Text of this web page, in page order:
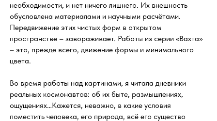
необходимости, и нет ничего лишнего. Их внешность
обусловлена материалами и научными расчётами.
Передвижение этих чистых форм в открытом
пространстве – завораживает. Работы из серии «Вахта»
– это, прежде всего, движение формы и минимального
цвета.
Во время работы над картинами, я читала дневники
реальных космонавтов: об их быте, размышлениях,
ощущениях…Кажется, неважно, в какие условия
поместить человека, его природа, всё его существо